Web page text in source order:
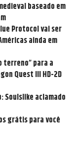
baseado em
Protocol vai ser
ainda em
terreno” para a
Quest III HD-2D
Soulslike aclamado
grátis para você